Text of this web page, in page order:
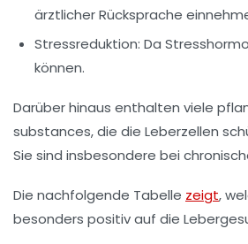
ärztlicher Rücksprache
Stressreduktion: Da
können.
Darüber hinaus enthalten viele
substances, die die Leberzellen
Sie sind insbesondere bei
Die nachfolgende Tabelle zeigt,
besonders positiv auf die